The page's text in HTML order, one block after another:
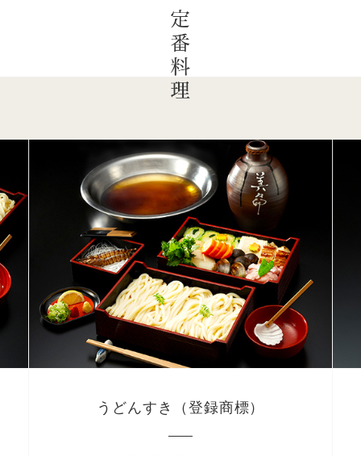
うどんすき（登録商標）